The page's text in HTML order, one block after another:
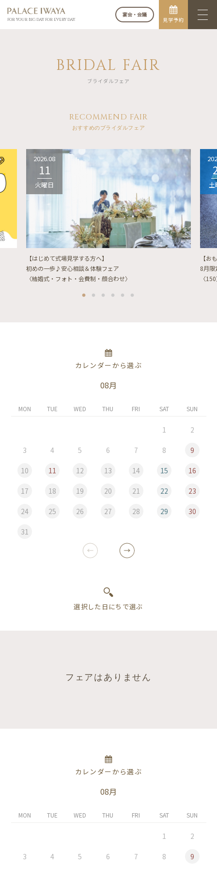
FOR YOUR BIG DAY. FOR EVERY DAY.
宴会・会議
見学予約
BRIDAL FAIR
ブライダルフェア
RECOMMEND FAIR
おすすめのブライダルフェア
2026.08
11
火曜日
【はじめて式場見学する方へ】
初めの一歩♪安心相談＆体験フェア
〈結婚式・フォト・会費制・顔合わせ〉
土
【お
8月限
〈
カレンダーから選ぶ
08月
MON TUE WED THU FRI SAT SUN
1 2
3 4 5 6 7 8 9
10 11 12 13 14 15 16
17 18 19 20 21 22 23
24 25 26 27 28 29 30
31
フェアはありません
カレンダーから選ぶ
08月
MON TUE WED THU FRI SAT SUN
1 2
3 4 5 6 7 8 9